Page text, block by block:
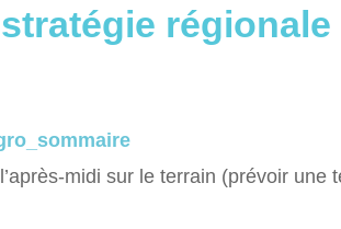
midi sur le terrain (prévoir une